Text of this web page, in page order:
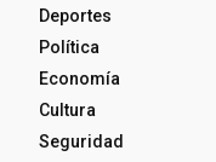
Deportes
Política
Economía
Cultura
Seguridad